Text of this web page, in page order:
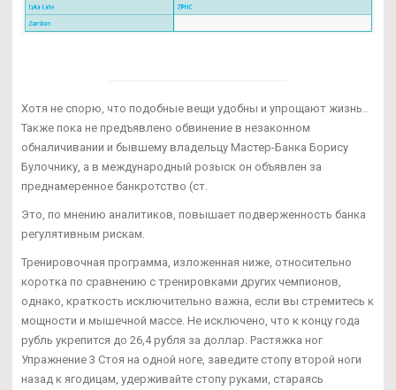
Хотя не спорю, что подобные вещи удобны и упрощают жизнь..
Также пока не предъявлено обвинение в незаконном
обналичивании и бывшему владельцу Мастер-Банка Борису
Булочнику, а в международный розыск он объявлен за
преднамеренное банкротство (ст.
Это, по мнению аналитиков, повышает подверженность банка
регулятивным рискам.
Тренировочная программа, изложенная ниже, относительно
коротка по сравнению с тренировками других чемпионов,
однако, краткость исключительно важна, если вы стремитесь к
мощности и мышечной массе. Не исключено, что к концу года
рубль укрепится до 26,4 рубля за доллар. Растяжка ног
Упражнение 3 Стоя на одной ноге, заведите стопу второй ноги
назад к ягодицам, удерживайте стопу руками, стараясь